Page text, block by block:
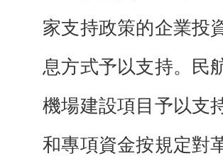
家支持政策的企業投
息方式予以支持。民
機場建設項目予以支
和專項資金按規定對